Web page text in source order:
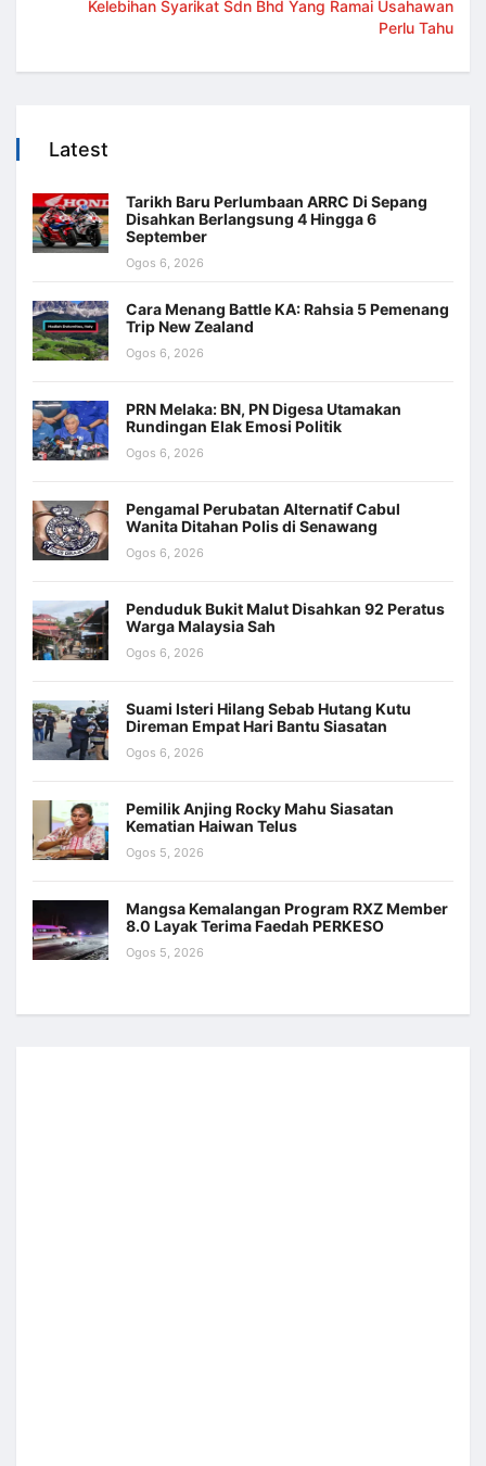
Kelebihan Syarikat Sdn Bhd Yang Ramai Usahawan
Perlu Tahu
Latest
Tarikh Baru Perlumbaan ARRC Di Sepang
Disahkan Berlangsung 4 Hingga 6
September
Ogos 6, 2026
Cara Menang Battle KA: Rahsia 5 Pemenang
Trip New Zealand
Ogos 6, 2026
PRN Melaka: BN, PN Digesa Utamakan
Rundingan Elak Emosi Politik
Ogos 6, 2026
Pengamal Perubatan Alternatif Cabul
Wanita Ditahan Polis di Senawang
Ogos 6, 2026
Penduduk Bukit Malut Disahkan 92 Peratus
Warga Malaysia Sah
Ogos 6, 2026
Suami Isteri Hilang Sebab Hutang Kutu
Direman Empat Hari Bantu Siasatan
Ogos 6, 2026
Pemilik Anjing Rocky Mahu Siasatan
Kematian Haiwan Telus
Ogos 5, 2026
Mangsa Kemalangan Program RXZ Member
8.0 Layak Terima Faedah PERKESO
Ogos 5, 2026